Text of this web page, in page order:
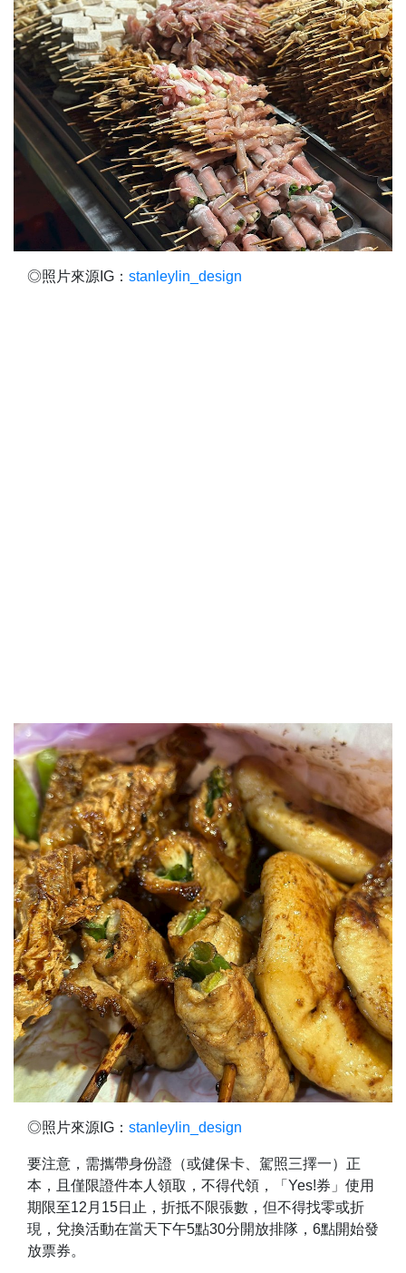
◎照片來源IG： stanleylin_design
◎照片來源IG： stanleylin_design
要注意，需攜帶身份證（或健保卡、駕照三擇一）正
本，且僅限證件本人領取，不得代領，「Yes!券」使用
期限至12月15日止，折抵不限張數，但不得找零或折
現，兌換活動在當天下午5點30分開放排隊，6點開始發
放票券。